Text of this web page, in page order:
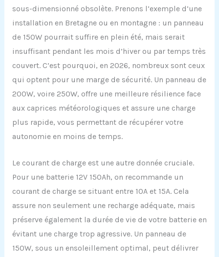
sous-dimensionné obsolète. Prenons l’exemple d’une
installation en Bretagne ou en montagne : un panneau
de 150W pourrait suffire en plein été, mais serait
insuffisant pendant les mois d’hiver ou par temps très
couvert. C’est pourquoi, en 2026, nombreux sont ceux
qui optent pour une marge de sécurité. Un panneau de
200W, voire 250W, offre une meilleure résilience face
aux caprices météorologiques et assure une charge
plus rapide, vous permettant de récupérer votre
autonomie en moins de temps.
Le courant de charge est une autre donnée cruciale.
Pour une batterie 12V 150Ah, on recommande un
courant de charge se situant entre 10A et 15A. Cela
assure non seulement une recharge adéquate, mais
préserve également la durée de vie de votre batterie en
évitant une charge trop agressive. Un panneau de
150W, sous un ensoleillement optimal, peut délivrer